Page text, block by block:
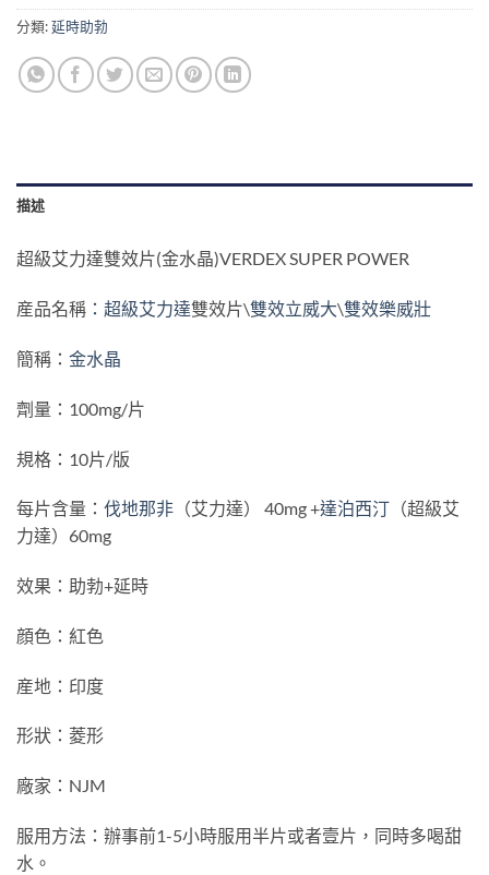
分類:延時助勃
描述
超級艾力達雙效片(金水晶)VERDEX SUPER POWER
産品名稱 ：超級艾力達雙效片\雙效立威大\雙效樂威壯
簡稱： 金水晶
劑量：100mg/片
規格：10片/版
每片含量： 伐地那非 （艾力達） 40mg +達泊西汀 （超級艾
力達）60mg
效果：助勃+延時
顔色：紅色
産地：印度
形狀：菱形
廠家：NJM
服用方法：辦事前1-5小時服用半片或者壹片，同時多喝甜
水。